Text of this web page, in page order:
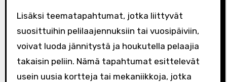
Lisäksi teematapahtumat, jotka liittyvät
suosittuihin pelilaajennuksiin tai vuosipäiviin,
voivat luoda jännitystä ja houkutella pelaajia
takaisin peliin. Nämä tapahtumat esittelevät
usein uusia kortteja tai mekaniikkoja, jotka